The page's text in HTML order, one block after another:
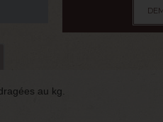
au kg.